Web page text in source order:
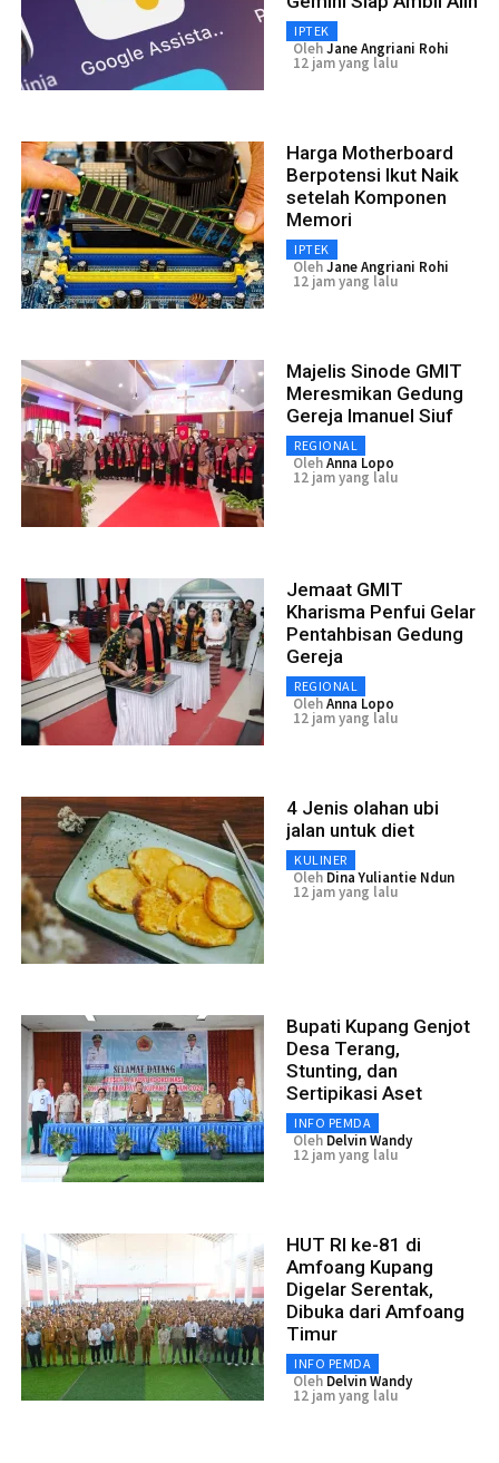
IPTEK
OlehJane Angriani Rohi
12 jam yang lalu
Harga Motherboard
Berpotensi Ikut Naik
setelah Komponen
Memori
IPTEK
OlehJane Angriani Rohi
12 jam yang lalu
Majelis Sinode GMIT
Meresmikan Gedung
Gereja Imanuel Siuf
REGIONAL
OlehAnna Lopo
12 jam yang lalu
Jemaat GMIT
Kharisma Penfui Gelar
Pentahbisan Gedung
Gereja
REGIONAL
OlehAnna Lopo
12 jam yang lalu
4 Jenis olahan ubi
jalan untuk diet
KULINER
Oleh Dina Yuliantie Ndun
12 jam yang lalu
Bupati Kupang Genjot
Desa Terang,
Stunting, dan
Sertipikasi Aset
INFO PEMDA
Oleh Delvin Wandy
12 jam yang lalu
HUT RI ke-81 di
Amfoang Kupang
Digelar Serentak,
Dibuka dari Amfoang
Timur
INFO PEMDA
Oleh Delvin Wandy
12 jam yang lalu